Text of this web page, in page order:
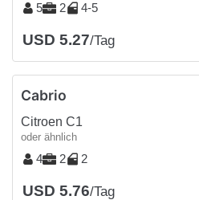
5 2 4-5
USD 5.27/Tag
Cabrio
Citroen C1
oder ähnlich
4 2 2
USD 5.76/Tag